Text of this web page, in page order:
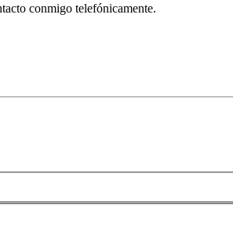
conmigo telefónicamente.